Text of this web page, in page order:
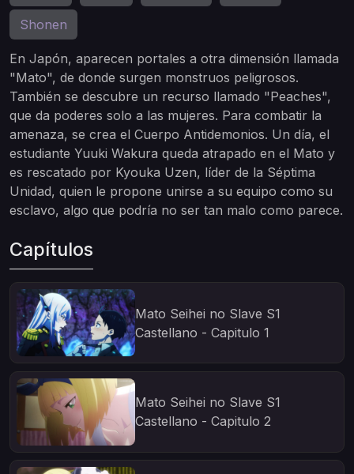
Shonen
En Japón, aparecen portales a otra dimensión llamada
"Mato", de donde surgen monstruos peligrosos.
También se descubre un recurso llamado "Peaches",
que da poderes solo a las mujeres. Para combatir la
amenaza, se crea el Cuerpo Antidemonios. Un día, el
estudiante Yuuki Wakura queda atrapado en el Mato y
es rescatado por Kyouka Uzen, líder de la Séptima
Unidad, quien le propone unirse a su equipo como su
esclavo, algo que podría no ser tan malo como parece.
Capítulos
Mato Seihei no Slave S1
Castellano - Capitulo 1
Mato Seihei no Slave S1
Castellano - Capitulo 2